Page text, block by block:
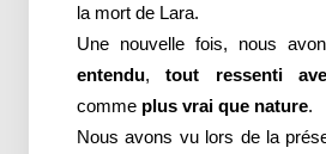
la mort de Lara.
Une nouvelle fois, nous
entendu,tout ressenti
comme plus vrai que nature.
Nous avons vu lors de la